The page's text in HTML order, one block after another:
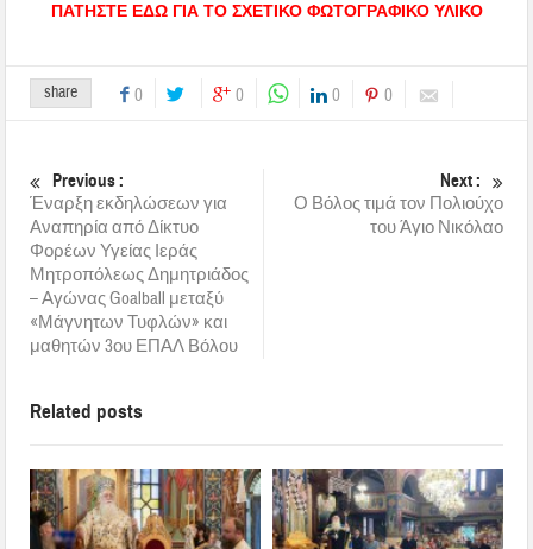
ΠΑΤΗΣΤΕ ΕΔΩ ΓΙΑ ΤΟ ΣΧΕΤΙΚΟ ΦΩΤΟΓΡΑΦΙΚΟ ΥΛΙΚΟ
share 0 0 0 0
Previous :
Έναρξη εκδηλώσεων για
Αναπηρία από Δίκτυο
Φορέων Υγείας Ιεράς
Μητροπόλεως Δημητριάδος
– Αγώνας Goalball μεταξύ
«Μάγνητων Τυφλών» και
μαθητών 3ου ΕΠΑΛ Βόλου
Next :
Ο Βόλος τιμά τον Πολιούχο
του Άγιο Νικόλαο
Related posts